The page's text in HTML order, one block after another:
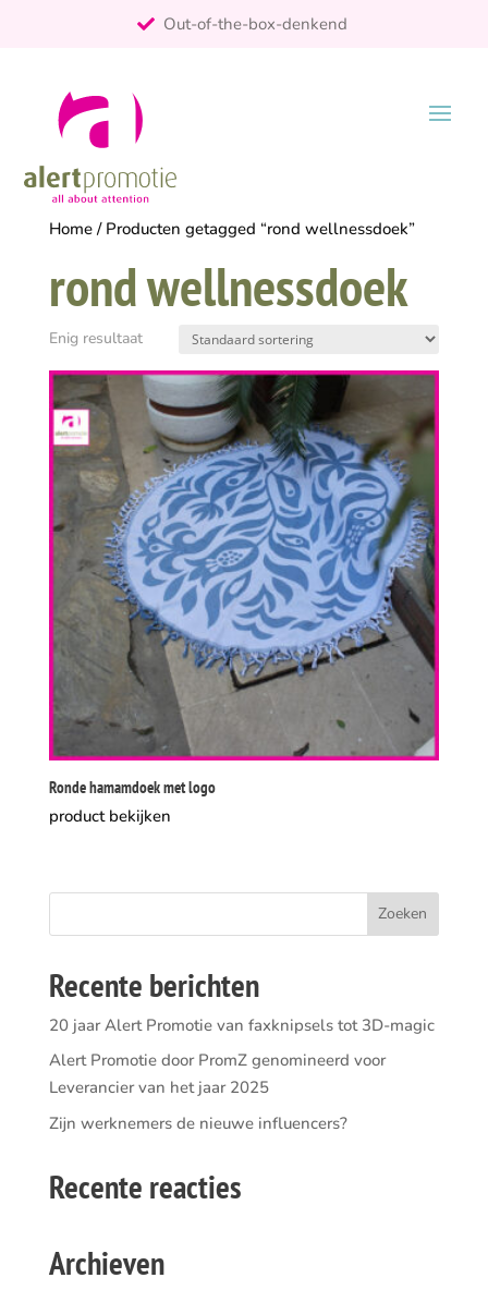
Out-of-the-box-denkend
Home/ Producten getagged “rond wellnessdoek”
rond wellnessdoek
Enig resultaat
Ronde hamamdoek met logo
product bekijken
Recente berichten
20 jaar Alert Promotie van faxknipsels tot 3D-magic
Alert Promotie door PromZ genomineerd voor
Leverancier van het jaar 2025
Zijn werknemers de nieuwe influencers?
Recente reacties
Archieven